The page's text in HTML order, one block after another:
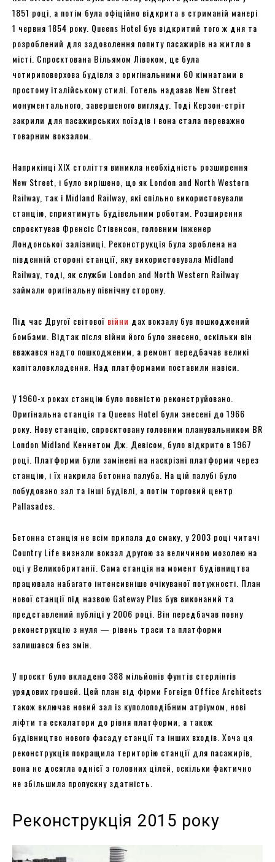
1851 році, а потім була офіційно відкрита в стриманій манері
1 червня 1854 року. Queens Hotel був відкритий того ж дня та
розроблений для задоволення попиту пасажирів на житло в
місті. Спроєктована Вільямом Лівоком, це була
чотириповерхова будівля з оригінальними 60 кімнатами в
простому італійському стилі. Готель надавав New Street
монументального, завершеного вигляду. Тоді Керзон-стріт
закрили для пасажирських поїздів і вона стала переважно
товарним вокзалом.
Наприкінці ХІХ століття виникла необхідність розширення
New Street, і було вирішено, що як London and North Western
Railway, так і Midland Railway, які спільно використовували
станцію, сприятимуть будівельним роботам. Розширення
спроєктував Френсіс Стівенсон, головним інженер
Лондонської залізниці. Реконструкція була зроблена на
південній стороні станції, яку використовувала Midland
Railway, тоді, як служби London and North Western Railway
займали оригінальну північну сторону.
Під час Другої світової війни дах вокзалу був пошкоджений
бомбами. Відтак після війни його було знесено, оскільки він
вважався надто пошкодженим, а ремонт передбачав великі
капіталовкладення. Над платформами поставили навіси.
У 1960-х роках станцію було повністю реконструйовано.
Оригінальна станція та Queens Hotel були знесені до 1966
року. Нову станцію, спроєктовану головним планувальником BR
London Midland Кеннетом Дж. Девісом, було відкрито в 1967
році. Платформи були замінені на наскрізні платформи через
станцію, і їх накрила бетонна палуба. На цій палубі було
побудовано зал та інші будівлі, а потім торговий центр
Pallasades.
Бетонна станція не всім припала до смаку, у 2003 році читачі
Country Life визнали вокзал другою за величиною мозолею на
оці у Великобританії. Сама станція на момент будівництва
працювала набагато інтенсивніше очікуваної потужності. План
нової станції під назвою Gateway Plus був виконаний та
представлений публіці у 2006 році. Він передбачав повну
реконструкцію з нуля — рівень траси та платформи
залишався без змін.
У проєкт було вкладено 388 мільйонів фунтів стерлінгів
урядових грошей. Цей план від фірми Foreign Office Architects
також включав новий зал із куполоподібним атріумом, нові
ліфти та ескалатори до рівня платформи, а також
будівництво нового фасаду станції та інших входів. Хоча ця
реконструкція покращила територію станції для пасажирів,
вона не досягла однієї з головних цілей, оскільки фактично
не збільшила пропускну здатність.
Реконструкція 2015 року